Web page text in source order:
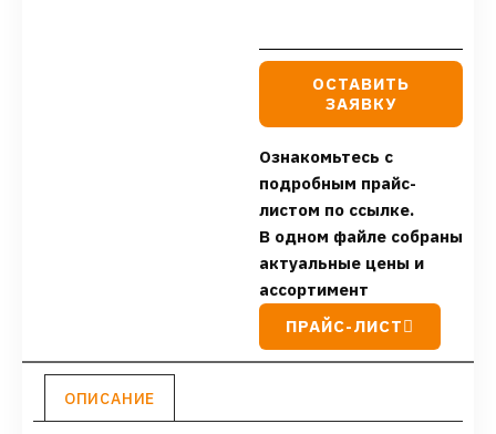
ОСТАВИТЬ
ЗАЯВКУ
Ознакомьтесь с
подробным прайс-
листом по ссылке.
В одном файле собраны
актуальные цены и
ассортимент
ПРАЙС-ЛИСТ
ОПИСАНИЕ